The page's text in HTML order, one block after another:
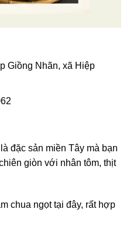
Giồng Nhãn, xã Hiệp
đặc sản miền Tây mà bạn
giòn với nhân tôm, thịt
chua ngọt tại đây, rất hợp